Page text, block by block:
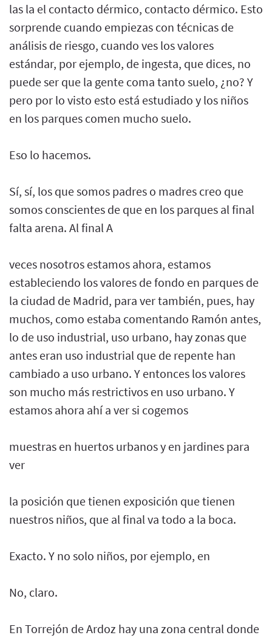
las la el contacto dérmico, contacto dérmico. Esto
sorprende cuando empiezas con técnicas de
análisis de riesgo, cuando ves los valores
estándar, por ejemplo, de ingesta, que dices, no
puede ser que la gente coma tanto suelo, ¿no? Y
pero por lo visto esto está estudiado y los niños
en los parques comen mucho suelo.
Eso lo hacemos.
Sí, sí, los que somos padres o madres creo que
somos conscientes de que en los parques al final
falta arena. Al final A
veces nosotros estamos ahora, estamos
estableciendo los valores de fondo en parques de
la ciudad de Madrid, para ver también, pues, hay
muchos, como estaba comentando Ramón antes,
lo de uso industrial, uso urbano, hay zonas que
antes eran uso industrial que de repente han
cambiado a uso urbano. Y entonces los valores
son mucho más restrictivos en uso urbano. Y
estamos ahora ahí a ver si cogemos
muestras en huertos urbanos y en jardines para
ver
la posición que tienen exposición que tienen
nuestros niños, que al final va todo a la boca.
Exacto. Y no solo niños, por ejemplo, en
No, claro.
En Torrejón de Ardoz hay una zona central donde